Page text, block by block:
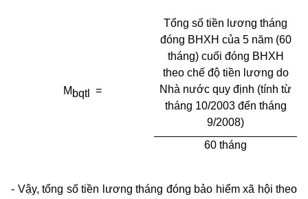
M bqtl =
Tổng số tiền lương tháng
đóng BHXH của 5 năm (60
tháng) cuối đóng BHXH
theo chế độ tiền lương do
Nhà nước quy định (tính từ
tháng 10/2003 đến tháng
9/2008)
60 tháng
- Vậy, tổng số tiền lương tháng đóng bảo hiểm xã hội theo